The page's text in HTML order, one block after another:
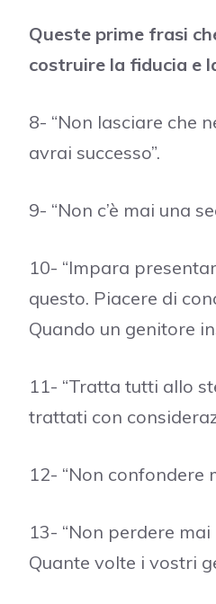
Queste prime frasi
costruire la fiducia e
8- “Non lasciare che
avrai successo”.
9- “Non c’è mai una
10- “Impara
questo. Piacere di
Quando un genitore
11- “Tratta tutti allo
trattati con
12- “Non confondere
13- “Non perdere
Quante volte i vostri